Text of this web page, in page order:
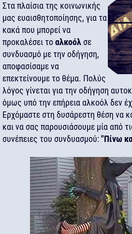
Στα πλαίσια της κοινωνικής
μας ευαισθητοποίησης, για τα
κακά που μπορεί να
προκαλέσει τοαλκοόλ σε
συνδυασμό με την οδήγηση,
αποφασίσαμε να
επεκτείνουμε το θέμα. Πολύς
λόγος γίνεται για την οδήγηση
όμως υπό την επήρεια αλκοόλ δεν
Ερχόμαστε στη δυσάρεστη θέση να
και να σας παρουσιάσουμε μία από
συνέπειες του συνδυασμού:"Πίνω